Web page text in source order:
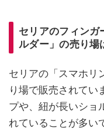
セリアのフィンガ
ルダー」の売り場
セリアの「スマホリ
り場で販売されてい
プや、紐が長いショ
れていることが多い